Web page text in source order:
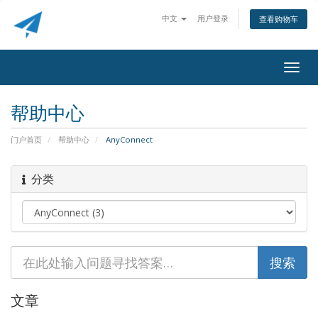
中文 用户登录 查看购物车
帮助中心
门户首页 帮助中心 AnyConnect
分类
文章